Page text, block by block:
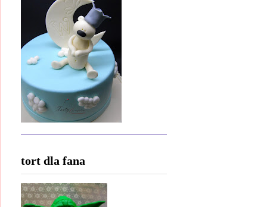
tort dla fana